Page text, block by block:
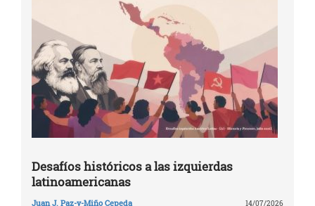
Desafíos históricos a las izquierdas
latinoamericanas
Juan J. Paz-y-Miño Cepeda 14/07/2026